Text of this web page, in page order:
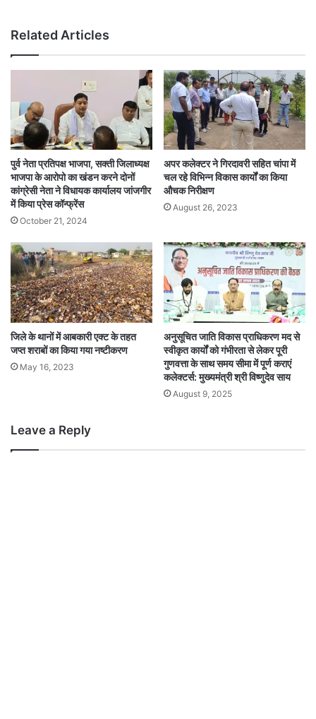
Related Articles
पुर्व नेता प्रतिपक्ष भाजपा, सक्ती जिलाध्यक्ष
भाजपा के आरोपो का खंडन करने दोनों
कांग्रेसी नेता ने विधायक कार्यालय जांजगीर
में किया प्रेस कॉन्फ्रेंस
October 21, 2024
अपर कलेक्टर ने गिरदावरी सहित चांपा में
चल रहे विभिन्न विकास कार्यों का किया
औचक निरीक्षण
August 26, 2023
जिले के थानों में आबकारी एक्ट के तहत
जप्त शराबों का किया गया नष्टीकरण
May 16, 2023
अनुसूचित जाति विकास प्राधिकरण मद से
स्वीकृत कार्यों को गंभीरता से लेकर पूरी
गुणवत्ता के साथ समय सीमा में पूर्ण कराएं
कलेक्टर्स: मुख्यमंत्री श्री विष्णुदेव साय
August 9, 2025
Leave a Reply